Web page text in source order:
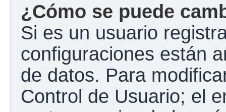
¿Cómo se puede
Si es un usuario
configuraciones están
de datos. Para
Control de Usuario; el